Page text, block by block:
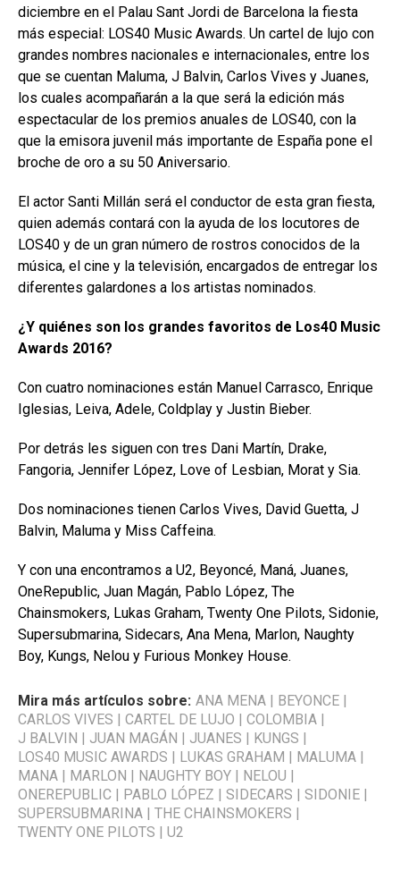
diciembre en el Palau Sant Jordi de Barcelona la fiesta
más especial: LOS40 Music Awards. Un cartel de lujo con
grandes nombres nacionales e internacionales, entre los
que se cuentan Maluma, J Balvin, Carlos Vives y Juanes,
los cuales acompañarán a la que será la edición más
espectacular de los premios anuales de LOS40, con la
que la emisora juvenil más importante de España pone el
broche de oro a su 50 Aniversario.
El actor Santi Millán será el conductor de esta gran fiesta,
quien además contará con la ayuda de los locutores de
LOS40 y de un gran número de rostros conocidos de la
música, el cine y la televisión, encargados de entregar los
diferentes galardones a los artistas nominados.
¿Y quiénes son los grandes favoritos de Los40 Music
Awards 2016?
Con cuatro nominaciones están Manuel Carrasco, Enrique
Iglesias, Leiva, Adele, Coldplay y Justin Bieber.
Por detrás les siguen con tres Dani Martín, Drake,
Fangoria, Jennifer López, Love of Lesbian, Morat y Sia.
Dos nominaciones tienen Carlos Vives, David Guetta, J
Balvin, Maluma y Miss Caffeina.
Y con una encontramos a U2, Beyoncé, Maná, Juanes,
OneRepublic, Juan Magán, Pablo López, The
Chainsmokers, Lukas Graham, Twenty One Pilots, Sidonie,
Supersubmarina, Sidecars, Ana Mena, Marlon, Naughty
Boy, Kungs, Nelou y Furious Monkey House.
Mira más artículos sobre: ANA MENA | BEYONCE |
CARLOS VIVES | CARTEL DE LUJO | COLOMBIA |
J BALVIN | JUAN MAGÁN | JUANES | KUNGS |
LOS40 MUSIC AWARDS | LUKAS GRAHAM | MALUMA |
MANA | MARLON | NAUGHTY BOY | NELOU |
ONEREPUBLIC | PABLO LÓPEZ | SIDECARS | SIDONIE |
SUPERSUBMARINA | THE CHAINSMOKERS |
TWENTY ONE PILOTS | U2